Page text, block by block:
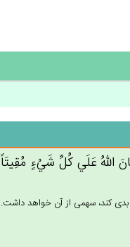
الله‌ُ عَلَي‌ كُل‌ِّ شَي‌ْءٍ مُقِيتَاً
كند، سهمى از آن خواهد داشت.